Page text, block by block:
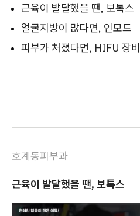
근육이 발달했을 땐, 보톡스
얼굴지방이 많다면, 인모드
피부가 처졌다면, HIFU 장비
호계동피부과
근육이 발달했을 땐, 보톡스